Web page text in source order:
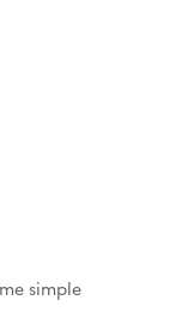
simple